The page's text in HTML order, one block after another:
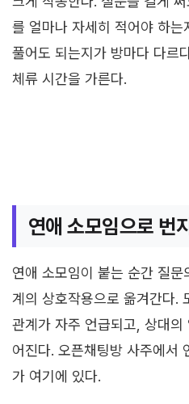
를 얼마나 자세히 적어야 하
풀어도 되는지가 방마다 다르
체류 시간을 가른다.
연애 소모임으로 번
연애 소모임이 붙는 순간 질
계의 상호작용으로 옮겨간다.
관계가 자주 언급되고, 상대
어진다. 오픈채팅방 사주에서
가 여기에 있다.